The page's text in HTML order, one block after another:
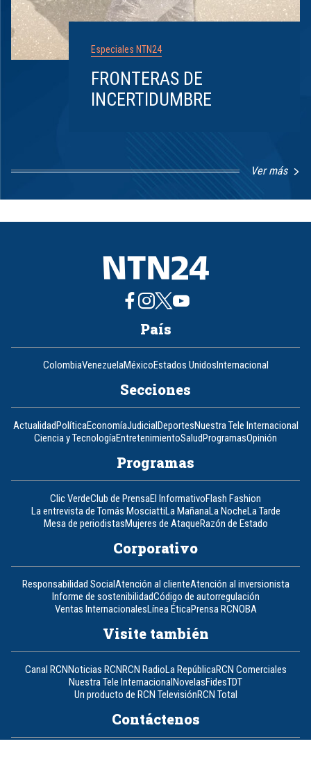
Especiales NTN24
FRONTERAS DE
INCERTIDUMBRE
Ver más
1
8
País
ColombiaVenezuelaMéxicoEstados UnidosInternacional
Secciones
ActualidadPolíticaEconomíaJudicialDeportesNuestra Tele Internacional
Ciencia y TecnologíaEntretenimientoSaludProgramasOpinión
Programas
Clic VerdeClub de PrensaEl InformativoFlash Fashion
La entrevista de Tomás MosciattiLa MañanaLa NocheLa Tarde
Mesa de periodistasMujeres de AtaqueRazón de Estado
Corporativo
Responsabilidad SocialAtención al clienteAtención al inversionista
Informe de sostenibilidadCódigo de autorregulación
Ventas InternacionalesLínea ÉticaPrensa RCNOBA
Visite también
Canal RCNNoticias RCNRCN RadioLa RepúblicaRCN Comerciales
Nuestra Tele InternacionalNovelasFidesTDT
Un producto de RCN TelevisiónRCN Total
Contáctenos